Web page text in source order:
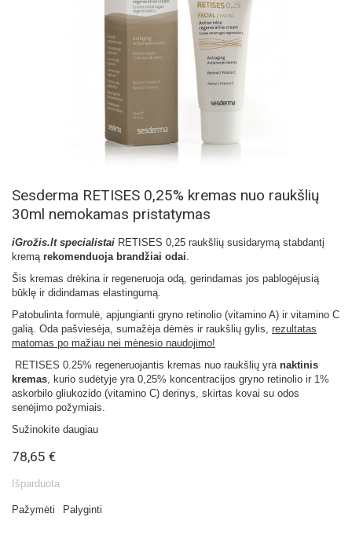
Sesderma RETISES 0,25% kremas nuo raukšlių
30ml nemokamas pristatymas
iGrožis.lt specialistai RETISES 0,25 raukšlių susidarymą stabdantį
kremą rekomenduoja brandžiai odai
Šis kremas drėkina ir regeneruoja odą, gerindamas jos pablogėjusią
būklę ir didindamas elastingumą.
Patobulinta formulė, apjungianti gryno retinolio (vitamino A) ir vitamino C
galią. Oda pašviesėja, sumažėja dėmės ir raukšlių gylis, rezultatas
matomas po mažiau nei mėnesio naudojimo!
RETISES 0.25% regeneruojantis kremas nuo raukšlių yra naktinis
kremas , kurio sudėtyje yra 0,25% koncentracijos gryno retinolio ir 1%
askorbilo gliukozido (vitamino C) derinys, skirtas kovai su odos
senėjimo požymiais.
Sužinokite daugiau
78,65 €
Išparduota
Pažymėti Palyginti